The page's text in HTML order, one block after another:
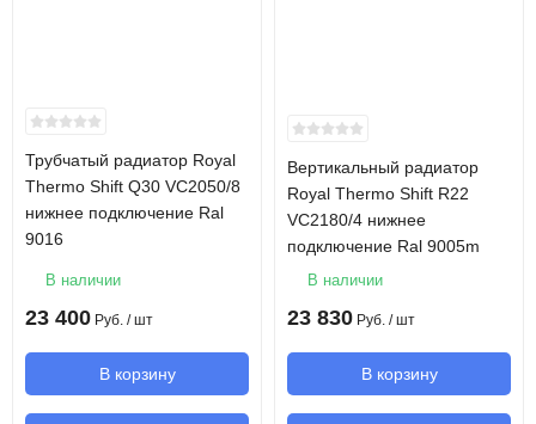
Трубчатый радиатор Royal
Thermo Shift Q30 VC2050/8
нижнее подключение Ral
9016
В наличии
23 400 Руб. / шт
В корзину
Вертикальный радиатор
Royal Thermo Shift R22
VC2180/4 нижнее
подключение Ral 9005m
В наличии
23 830 Руб. / шт
В корзину